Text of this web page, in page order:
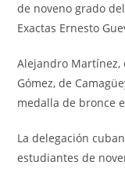
de noveno grado
Exactas Ernesto
Alejandro Martínez,
Gómez, de
medalla de bronce
La delegación
estudiantes de